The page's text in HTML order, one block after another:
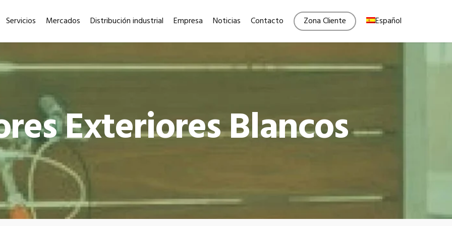
Servicios Mercados Distribución industrial Empresa Noticias Contacto Zona Cliente Español
Exteriores Blancos